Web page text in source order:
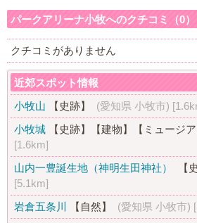
パークアリーナ小牧へのクチコミ（0）
クチコミがありません
近郊スポット情報
小牧山
【史跡】 (愛知県 小牧市)
小牧城
【史跡】 【建物】 【ミュージア
[1.6km]
山内一豊誕生地（神明生田神社）
【
[5.1km]
岩倉五条川
【自然】 (愛知県 小牧市)